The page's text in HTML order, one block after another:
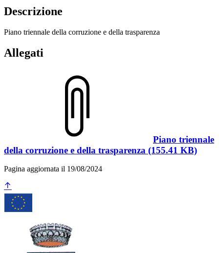
Descrizione
Piano triennale della corruzione e della trasparenza
Allegati
Piano triennale
della corruzione e della trasparenza (155.41 KB)
Pagina aggiornata il 19/08/2024